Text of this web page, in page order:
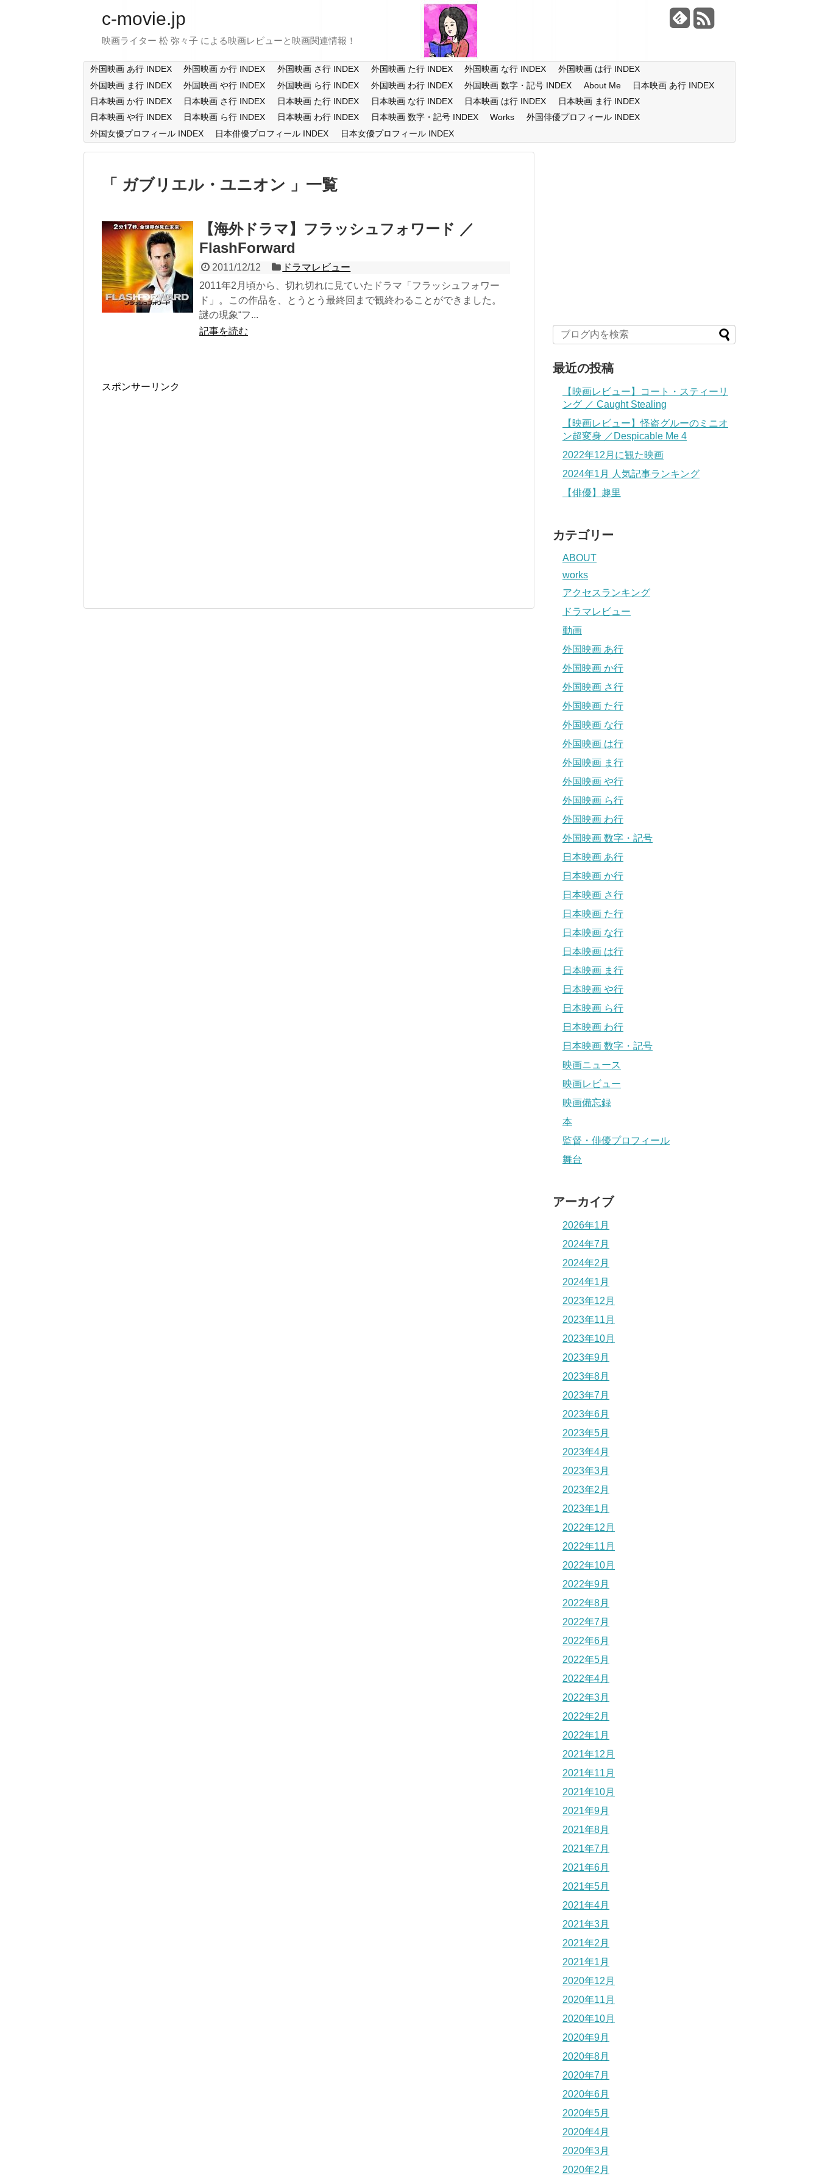
c-movie.jp
映画ライター 松 弥々子 による映画レビューと映画関連情報！
外国映画 あ行 INDEX 外国映画 か行 INDEX 外国映画 さ行 INDEX 外国映画 た行 INDEX 外国映画 な行 INDEX
外国映画 は行 INDEX
外国映画 ま行 INDEX
外国映画 や行 INDEX 外国映画 ら行 INDEX 外国映画 わ行 INDEX 外国映画 数字・記号 INDEX About Me
日本映画 あ行 INDEX
日本映画 か行 INDEX
日本映画 さ行 INDEX 日本映画 た行 INDEX 日本映画 な行 INDEX 日本映画 は行 INDEX
日本映画 ま行 INDEX
日本映画 や行 INDEX
日本映画 ら行 INDEX 日本映画 わ行 INDEX 日本映画 数字・記号 INDEX Works
外国俳優プロフィール INDEX
外国女優プロフィール INDEX
日本俳優プロフィール INDEX 日本女優プロフィール INDEX
ガブリエル・ユニオン 一覧
【海外ドラマ】フラッシュフォワード ／
FlashForward
2011/12/12
ドラマレビュー
2011年2月頃から、切れ切れに見ていたドラマ「フラッシュフォワー
ド」。この作品を、とうとう最終回まで観終わることができました。
謎の現象“フ...
記事を読む
スポンサーリンク
最近の投稿
【映画レビュー】コート・スティーリ
ング ／ Caught Stealing
【映画レビュー】怪盗グルーのミニオ
ン超変身 ／Despicable Me 4
2022年12月に観た映画
2024年1月 人気記事ランキング
【俳優】趣里
カテゴリー
ABOUT
works
アクセスランキング
ドラマレビュー
動画
外国映画 あ行
外国映画 か行
外国映画 さ行
外国映画 た行
外国映画 な行
外国映画 は行
外国映画 ま行
外国映画 や行
外国映画 ら行
外国映画 わ行
外国映画 数字・記号
日本映画 あ行
日本映画 か行
日本映画 さ行
日本映画 た行
日本映画 な行
日本映画 は行
日本映画 ま行
日本映画 や行
日本映画 ら行
日本映画 わ行
日本映画 数字・記号
映画ニュース
映画レビュー
映画備忘録
本
監督・俳優プロフィール
舞台
アーカイブ
2026年1月
2024年7月
2024年2月
2024年1月
2023年12月
2023年11月
2023年10月
2023年9月
2023年8月
2023年7月
2023年6月
2023年5月
2023年4月
2023年3月
2023年2月
2023年1月
2022年12月
2022年11月
2022年10月
2022年9月
2022年8月
2022年7月
2022年6月
2022年5月
2022年4月
2022年3月
2022年2月
2022年1月
2021年12月
2021年11月
2021年10月
2021年9月
2021年8月
2021年7月
2021年6月
2021年5月
2021年4月
2021年3月
2021年2月
2021年1月
2020年12月
2020年11月
2020年10月
2020年9月
2020年8月
2020年7月
2020年6月
2020年5月
2020年4月
2020年3月
2020年2月